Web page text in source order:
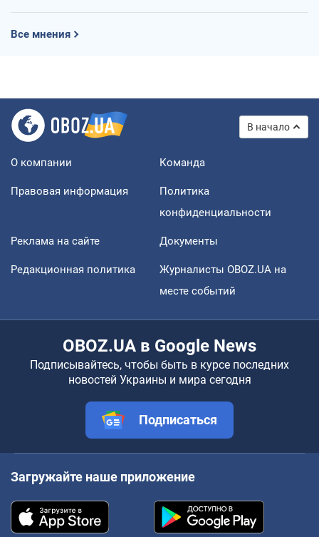
Все мнения
В начало
О компании Команда
Правовая информация
Политика
конфиденциальности
Реклама на сайте Документы
Редакционная политика
Журналисты OBOZ.UA на
месте событий
OBOZ.UA в Google News
Подписывайтесь, чтобы быть в курсе последних
новостей Украины и мира сегодня
Подписаться
Загружайте наше приложение